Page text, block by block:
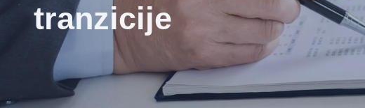
tranzicije